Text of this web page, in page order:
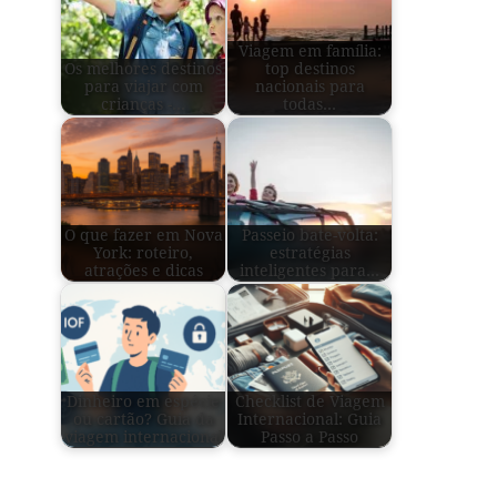
Os melhores destinos
para viajar com
crianças -…
Viagem em família:
top destinos
nacionais para
todas…
O que fazer em Nova
York: roteiro,
atrações e dicas
Passeio bate-volta:
estratégias
inteligentes para…
Dinheiro em espécie
ou cartão? Guia da
viagem internacional
Checklist de Viagem
Internacional: Guia
Passo a Passo